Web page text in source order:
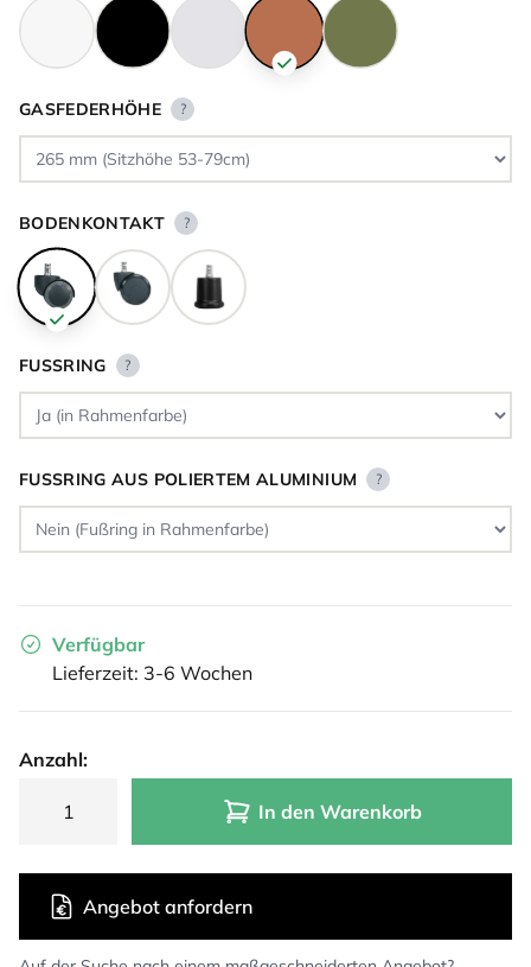
GASFEDERHÖHE ?
BODENKONTAKT ?
FUSSRING ?
FUSSRING AUS POLIERTEM ALUMINIUM ?
Verfügbar
Lieferzeit: 3-6 Wochen
Anzahl:
In den Warenkorb
Angebot anfordern